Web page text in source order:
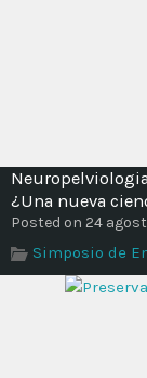
¿Una nueva
Posted on 24
Simposio de